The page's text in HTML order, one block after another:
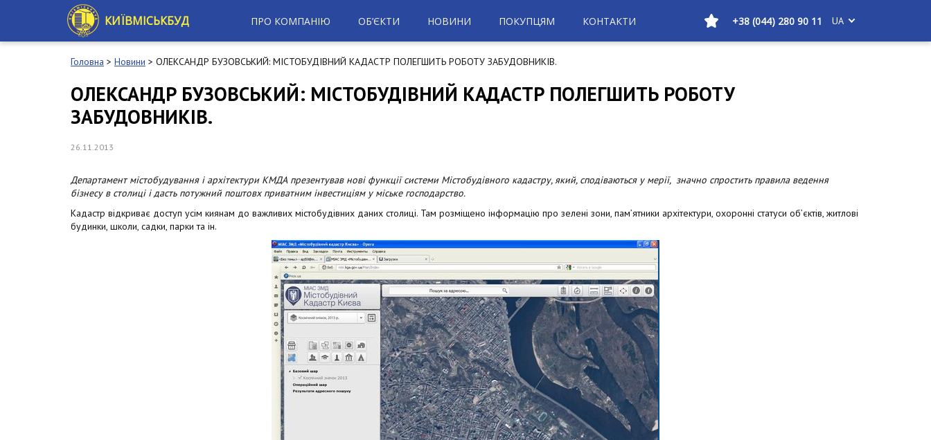
p
КИЇВМІСЬКБУД ПРО КОМПАНІЮ ОБ’ЄКТИ НОВИНИ ПОКУПЦЯМ КОНТАКТИ +38 (044) 280 90 11 UA
Головна > Новини > ОЛЕКСАНДР БУЗОВСЬКИЙ: МІСТОБУДІВНИЙ КАДАСТР ПОЛЕГШИТЬ РОБОТУ ЗАБУДОВНИКІВ.
ОЛЕКСАНДР БУЗОВСЬКИЙ: МІСТОБУДІВНИЙ КАДАСТР ПОЛЕГШИТЬ РОБОТУ
ЗАБУДОВНИКІВ.
26.11.2013
Департамент містобудування і архітектури КМДА презентував нові функції системи Містобудівного кадастру, який, сподіваються у мерії, значно спростить правила ведення
бізнесу в столиці і дасть потужний поштовх приватним інвестиціям у міське господарство.
Кадастр відкриває доступ усім киянам до важливих містобудівних даних столиці. Там розміщено інформацію про зелені зони, пам’ятники архітектури, охоронні статуси об’єктів, житлові
будинки, школи, садки, парки та ін.